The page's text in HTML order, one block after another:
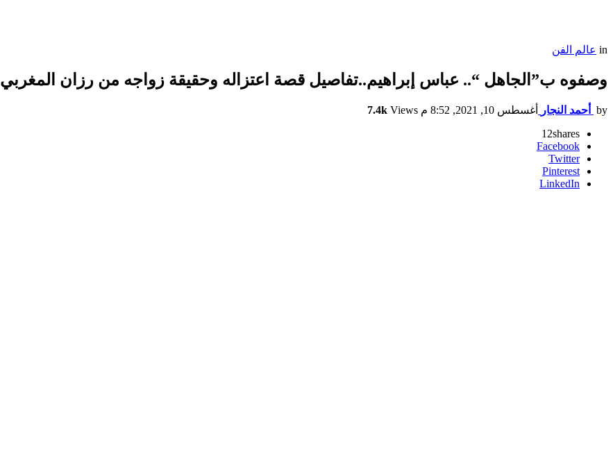
in عالم الفن
وصفوه ب”الجاهل “.. عباس إبراهيم..تفاصيل قصة اعتزاله وحقيقة زواجه من رزان المغربي
by أحمد النجار أغسطس 10, 2021, 8:52 م 7.4k Views
12shares
Facebook
Twitter
Pinterest
LinkedIn